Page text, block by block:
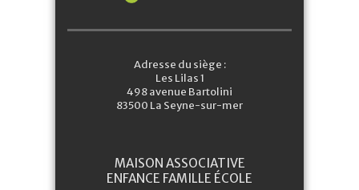
Adresse du siège :
Les Lilas 1
498 avenue Bartolini
83500 La Seyne-sur-mer
MAISON ASSOCIATIVE
ENFANCE FAMILLE ÉCOLE